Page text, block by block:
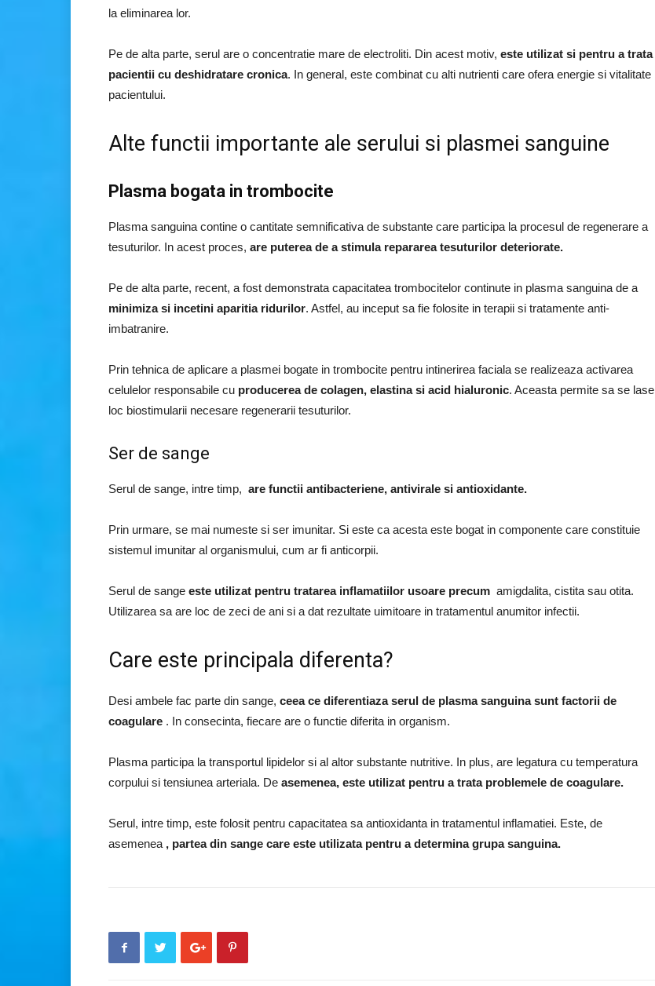
la eliminarea lor.
Pe de alta parte, serul are o concentratie mare de electroliti. Din acest motiv, este utilizat si pentru a trata
pacientii cu deshidratare cronica. In general, este combinat cu alti nutrienti care ofera energie si vitalitate
pacientului.
Alte functii importante ale serului si plasmei sanguine
Plasma bogata in trombocite
Plasma sanguina contine o cantitate semnificativa de substante care participa la procesul de regenerare a
tesuturilor. In acest proces, are puterea de a stimula repararea tesuturilor deteriorate.
Pe de alta parte, recent, a fost demonstrata capacitatea trombocitelor continute in plasma sanguina de a
minimiza si incetini aparitia ridurilor. Astfel, au inceput sa fie folosite in terapii si tratamente anti-
imbatranire.
Prin tehnica de aplicare a plasmei bogate in trombocite pentru intinerirea faciala se realizeaza activarea
celulelor responsabile cu producerea de colagen, elastina si acid hialuronic. Aceasta permite sa se lase
loc biostimularii necesare regenerarii tesuturilor.
Ser de sange
Serul de sange, intre timp, are functii antibacteriene, antivirale si antioxidante.
Prin urmare, se mai numeste si ser imunitar. Si este ca acesta este bogat in componente care constituie
sistemul imunitar al organismului, cum ar fi anticorpii.
Serul de sange este utilizat pentru tratarea inflamatiilor usoare precum amigdalita, cistita sau otita.
Utilizarea sa are loc de zeci de ani si a dat rezultate uimitoare in tratamentul anumitor infectii.
Care este principala diferenta?
Desi ambele fac parte din sange, ceea ce diferentiaza serul de plasma sanguina sunt factorii de
coagulare . In consecinta, fiecare are o functie diferita in organism.
Plasma participa la transportul lipidelor si al altor substante nutritive. In plus, are legatura cu temperatura
corpului si tensiunea arteriala. De asemenea, este utilizat pentru a trata problemele de coagulare.
Serul, intre timp, este folosit pentru capacitatea sa antioxidanta in tratamentul inflamatiei. Este, de
asemenea , partea din sange care este utilizata pentru a determina grupa sanguina.